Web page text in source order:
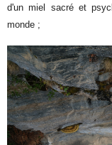
d'un miel sacré et
monde ;